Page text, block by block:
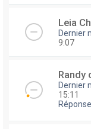
Leia
Dernier
9:07
Randy
Dernier
15:11